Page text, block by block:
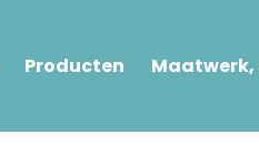
Producten Maatwerk,